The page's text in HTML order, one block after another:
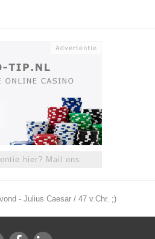
hier? Mail ons
- Julius Caesar / 47 v.Chr. ;)